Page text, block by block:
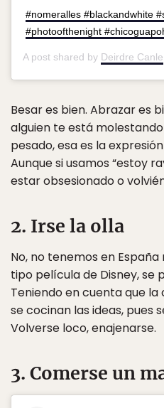
#nomeralles #blackandwhite
#photoofthenight
A post shared by Deirdre Canle
Besar es bien. Abrazar es
alguien te está
pesado, esa es la
Aunque si usamos “estoy
estar obsesionado o
2. Irse la olla
No, no tenemos en
tipo película de Disney, se
Teniendo en cuenta que la
se cocinan las ideas, pues
Volverse loco, enajenarse.
3. Comerse un